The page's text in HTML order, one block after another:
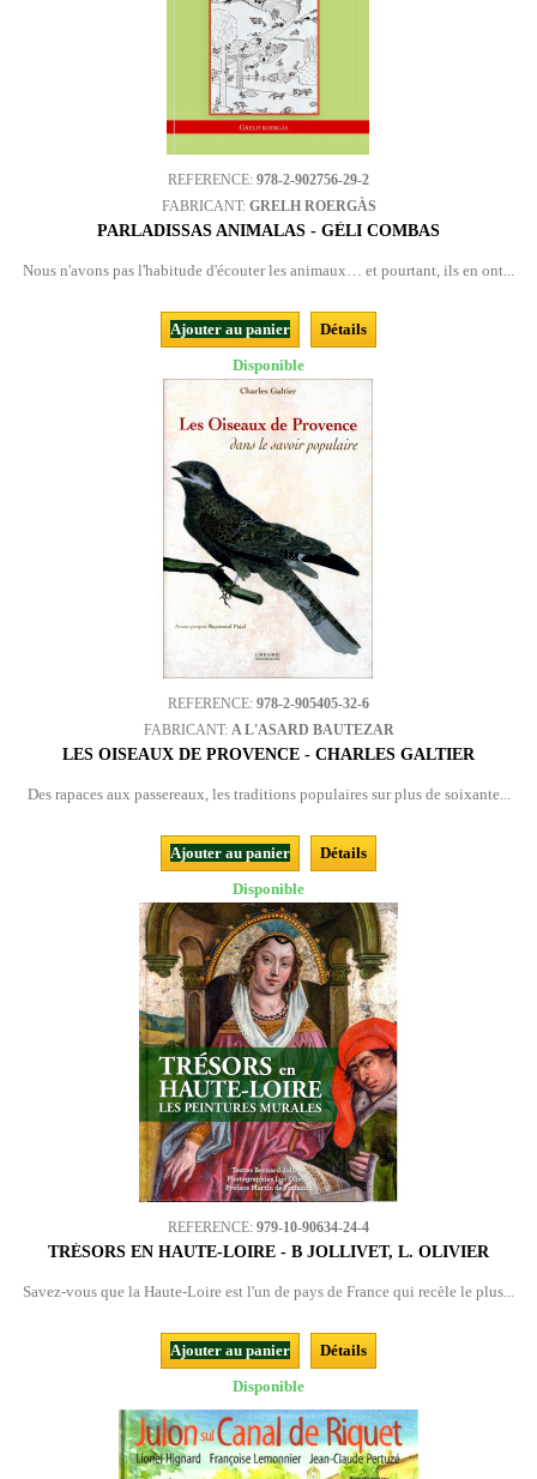
REFERENCE: 978-2-902756-29-2
FABRICANT: GRELH ROERGÀS
PARLADISSAS ANIMALAS - GÈLI COMBAS
Nous n'avons pas l'habitude d'écouter les animaux… et pourtant, ils en ont...
Ajouter au panier
Détails
Disponible
REFERENCE: 978-2-905405-32-6
FABRICANT: A L'ASARD BAUTEZAR
LES OISEAUX DE PROVENCE - CHARLES GALTIER
Des rapaces aux passereaux, les traditions populaires sur plus de soixante...
Ajouter au panier
Détails
Disponible
REFERENCE: 979-10-90634-24-4
TRÉSORS EN HAUTE-LOIRE - B JOLLIVET, L. OLIVIER
Savez-vous que la Haute-Loire est l'un de pays de France qui recèle le plus...
Ajouter au panier
Détails
Disponible